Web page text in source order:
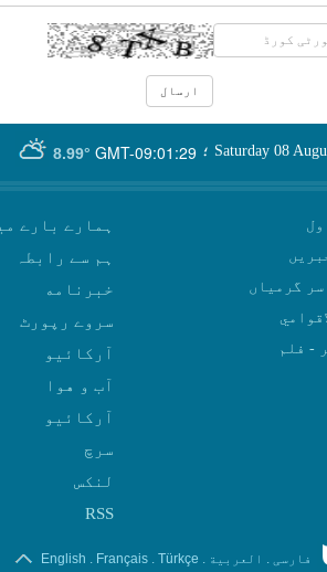
GMT-09:01:29
8.99° Saturday 08 ؛
سر گرمياں
- فلم
ہمارے بارے
ہم سے رابطہ
سروے رپورٹ
آرکائیو
آب و هوا
سرچ
لنکس
RSS
فارسی . العربیة .
Türkçe
.
Français
.
English